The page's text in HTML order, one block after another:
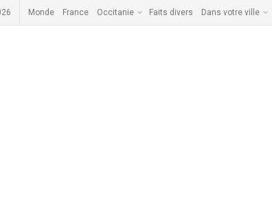
Monde France Occitanie Faits divers Dans votre ville